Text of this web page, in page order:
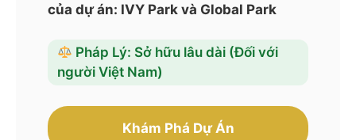
của dự án: IVY Park và Global Park
Pháp Lý: Sở hữu lâu dài (Đối với
người Việt Nam)
Khám Phá Dự Án